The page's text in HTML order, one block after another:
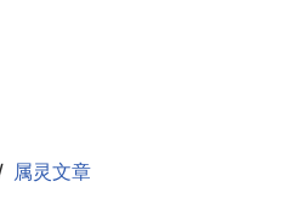
属灵文章